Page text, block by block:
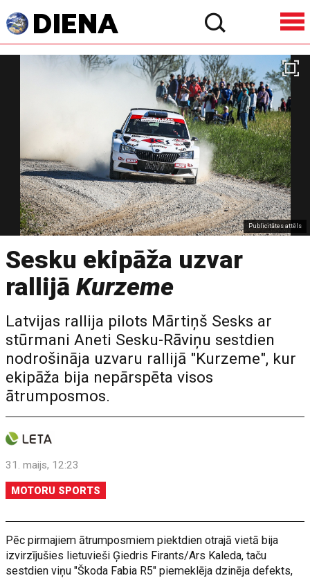
Publicitātes attēls
Sesku ekipāža uzvar
rallijāKurzeme
Latvijas rallija pilots Mārtiņš Sesks ar
stūrmani Aneti Sesku-Rāviņu sestdien
nodrošināja uzvaru rallijā "Kurzeme", kur
ekipāža bija nepārspēta visos
ātrumposmos.
31. maijs, 12:23
MOTORU SPORTS
Pēc pirmajiem ātrumposmiem piektdien otrajā vietā bija
izvirzījušies lietuvieši Ģiedris Firants/Ars Kaleda, taču
sestdien viņu "Škoda Fabia R5" piemeklēja dzinēja defekts,